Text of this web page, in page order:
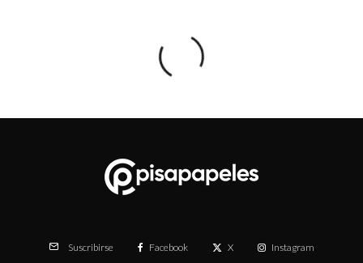
Suscribirse Facebook X Instagram